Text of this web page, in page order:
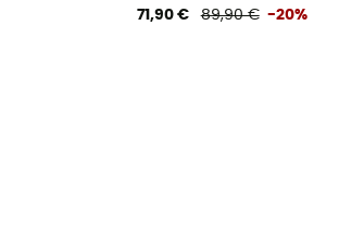
71,90 € 89,90 € -20%